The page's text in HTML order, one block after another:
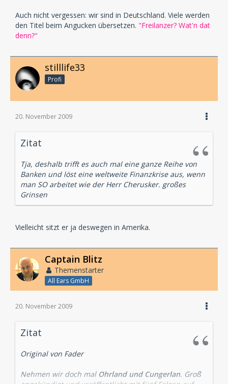
Auch nicht vergessen: wir sind in Deutschland. Viele werden
den Titel beim Angucken übersetzen. "Freilanzer? Wat'n dat
denn?"
stilllife33
Profi
20. November 2009
Zitat
Tja, deshalb trifft es auch mal eine ganze Reihe von
Banken und löst eine weltweite Finanzkrise aus, wenn
man SO arbeitet wie der Herr Cherusker. großes
Grinsen
Vielleicht sitzt er ja deswegen in Amerika.
Captain Blitz
Themenstarter
All Ears GmbH
20. November 2009
Zitat
Original von Fader
Nehmen wir doch mal Ohrland und Cungerlan. Groß